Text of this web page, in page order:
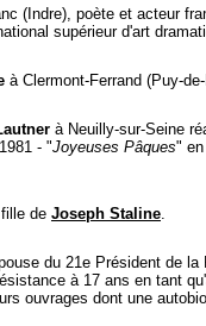
(Indre), poète et acteur
supérieur d'art
à Clermont-Ferrand (Puy-
à Neuilly-sur-Seine
- "Joyeuses Pâques"
de Joseph Staline.
du 21e Président de
à 17 ans en tant
ouvrages dont une